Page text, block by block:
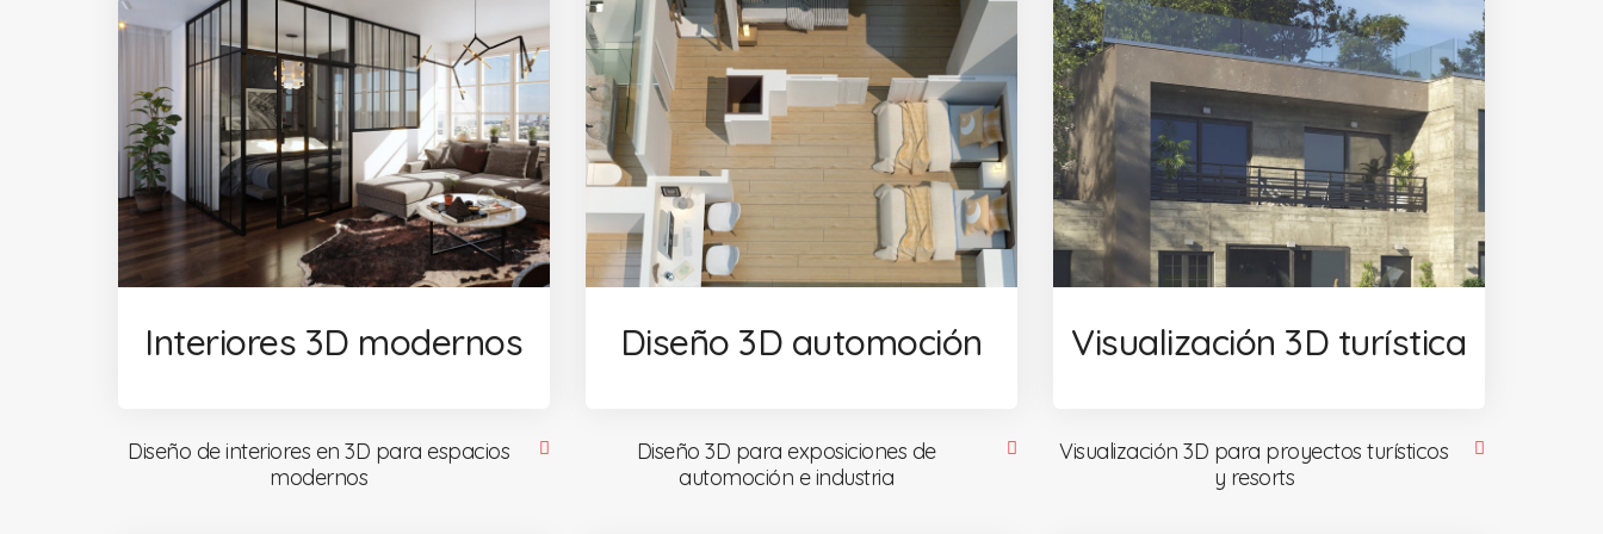
Interiores 3D modernos
Diseño de interiores en 3D para espacios
modernos
Diseño 3D automoción
Diseño 3D para exposiciones de
automoción e industria
Visualización 3D turística
Visualización 3D para proyectos turísticos
y resorts